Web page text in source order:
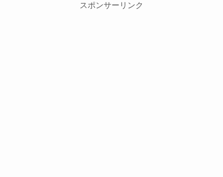
スポンサーリンク